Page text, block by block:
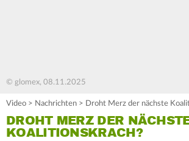
© glomex, 08.11.2025
Video > Nachrichten > Droht Merz der nächste
DROHT MERZ DER
KOALITIONSKRACH?